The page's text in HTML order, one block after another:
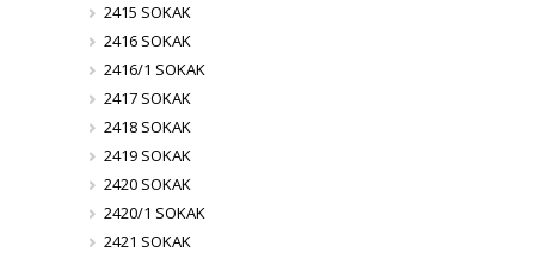
2415 SOKAK
2416 SOKAK
2416/1 SOKAK
2417 SOKAK
2418 SOKAK
2419 SOKAK
2420 SOKAK
2420/1 SOKAK
2421 SOKAK